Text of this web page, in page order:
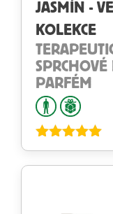
JASMÍN -
KOLEKCE
SPRCHOVÉ
PARFÉM
Hodnocení